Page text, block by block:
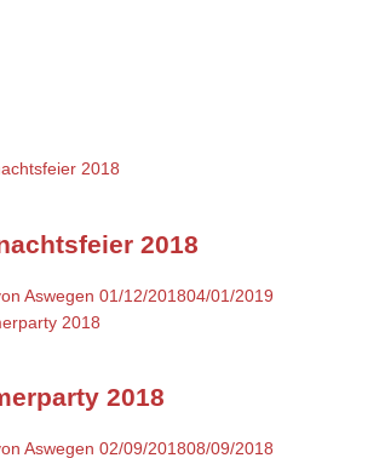
2018
Aswegen 01/12/201804/01/2019
2018
Aswegen 02/09/201808/09/2018